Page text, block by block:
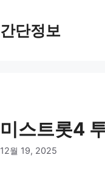
간단정보
미스트롯4
12월 19, 2025